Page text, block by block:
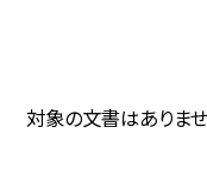
対象の文書はありま